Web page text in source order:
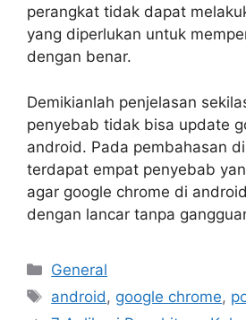
perangkat tidak dapat
yang diperlukan untuk
dengan benar.
Demikianlah penjelasan
penyebab tidak bisa update
android. Pada pembahasan
terdapat empat penyebab
agar google chrome di
dengan lancar tanpa
Categories
General
Tags
android , google chrome,